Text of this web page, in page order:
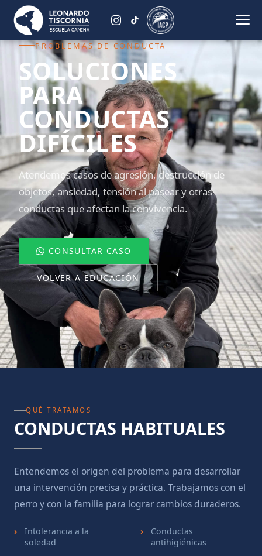
PROBLEMAS DE CONDUCTA
SOLUCIONES
PARA
CONDUCTAS
DIFÍCILES
Atendemos casos de agresión, destrucción de
objetos, ansiedad, tensión al pasear y otras
conductas que afectan la convivencia.
CONSULTAR CASO
VOLVER A EDUCACIÓN
QUÉ TRATAMOS
CONDUCTAS HABITUALES
Entendemos el origen del problema para desarrollar
una intervención precisa y práctica. Trabajamos con el
perro y con la familia para lograr cambios duraderos.
Intolerancia a la
soledad
Conductas
antihigiénicas